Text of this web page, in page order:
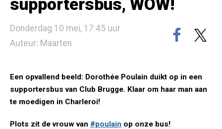
supportersbus, WOW!
Donderdag 10 mei, 17:45 uur
Auteur: Maarten
Een opvallend beeld: Dorothée Poulain duikt op in een
supportersbus van Club Brugge. Klaar om haar man aan
te moedigen in Charleroi!
Plots zit de vrouw van #poulain op onze bus!